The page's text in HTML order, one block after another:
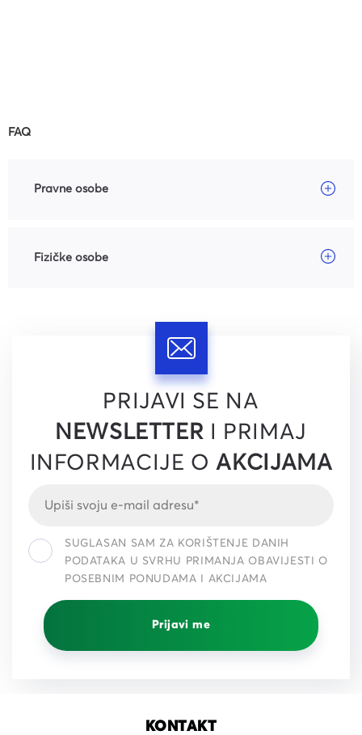
FAQ
Pravne osobe
Fizičke osobe
PRIJAVI SE NA
NEWSLETTER I PRIMAJ
INFORMACIJE OAKCIJAMA
SUGLASAN SAM ZA KORIŠTENJE DANIH
PODATAKA U SVRHU PRIMANJA OBAVIJESTI O
POSEBNIM PONUDAMA I AKCIJAMA
Prijavi me
KONTAKT